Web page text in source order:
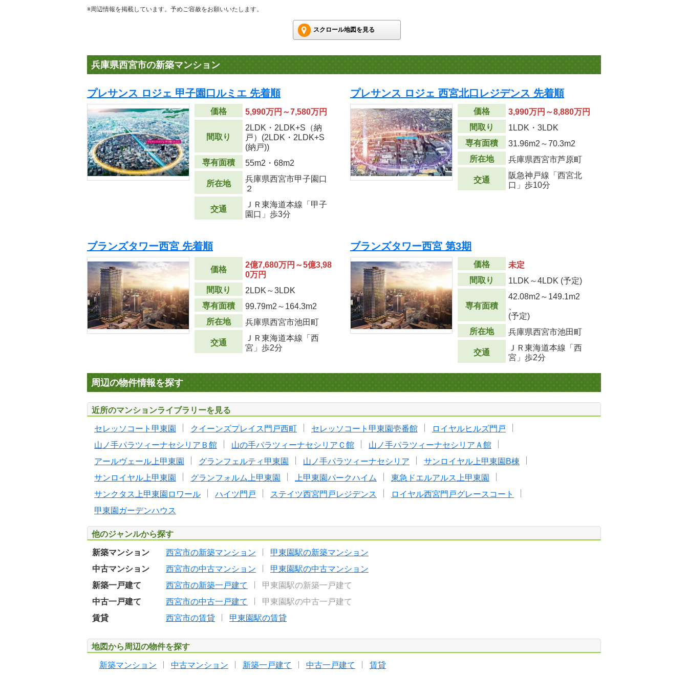
※周辺情報を掲載しています。予めご容赦をお願いいたします。
スクロール地図を見る
兵庫県西宮市の新築マンション
プレサンス ロジェ 甲子園口ルミエ 先着順
価格 5,990万円～7,580万円
間取り
2LDK・2LDK+S（納
戸）(2LDK・2LDK+S
(納戸))
専有面積
55m2 ・68m2
所在地
兵庫県西宮市甲子園口
２
交通
ＪＲ東海道本線「甲子
園口」歩3分
プレサンス ロジェ 西宮北口レジデンス 先着順
価格
3,990万円～8,880万円
間取り
1LDK・3LDK
専有面積
31.96m2 ～70.3m2
所在地
兵庫県西宮市芦原町
交通
阪急神戸線「西宮北
口」歩10分
ブランズタワー西宮 先着順
価格
2億7,680万円～5億3,98
0万円
間取り
2LDK～3LDK
専有面積
99.79m2 ～164.3m2
所在地
兵庫県西宮市池田町
交通
ＪＲ東海道本線「西
宮」歩2分
ブランズタワー西宮 第3期
価格
未定
間取り
1LDK～4LDK (予定)
専有面積
42.08m2 ～149.1m2
(予定)
所在地
兵庫県西宮市池田町
交通
ＪＲ東海道本線「西
宮」歩2分
周辺の物件情報を探す
近所のマンションライブラリーを見る
セレッソコート甲東園 クイーンズプレイス門戸西町 セレッソコート甲東園壱番館
ロイヤルヒルズ門戸
山ノ手パラツィーナセシリアＢ館
山の手パラツィーナセシリアＣ館
山ノ手パラツィーナセシリアＡ館
アールヴェール上甲東園
グランフェルティ甲東園 山ノ手パラツィーナセシリア
サンロイヤル上甲東園B棟
サンロイヤル上甲東園
グランフォルム上甲東園 上甲東園パークハイム
東急ドエルアルス上甲東園
サンクタス上甲東園ロワール
ハイツ門戸 ステイツ西宮門戸レジデンス
ロイヤル西宮門戸グレースコート
甲東園ガーデンハウス
他のジャンルから探す
新築マンション 西宮市の新築マンション
甲東園駅の新築マンション
中古マンション
西宮市の中古マンション
甲東園駅の中古マンション
新築一戸建て
西宮市の新築一戸建て
甲東園駅の新築一戸建て
中古一戸建て
西宮市の中古一戸建て
甲東園駅の中古一戸建て
賃貸
西宮市の賃貸 甲東園駅の賃貸
地図から周辺の物件を探す
新築マンション 中古マンション 新築一戸建て 中古一戸建て 賃貸